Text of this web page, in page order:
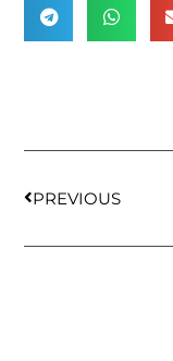
PREVIOUS